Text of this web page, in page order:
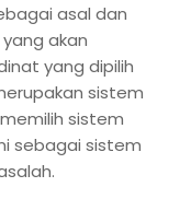
asal dan
akan
yang dipilih
sistem
sistem
sebagai sistem